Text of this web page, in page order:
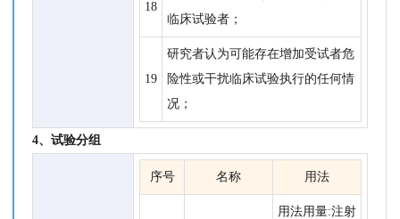
18
临床试验者；
19
研究者认为可能存在增加受试者危
险性或干扰临床试验执行的任何情
况；
4、试验分组
序号 名称 用法
用法用量:注射